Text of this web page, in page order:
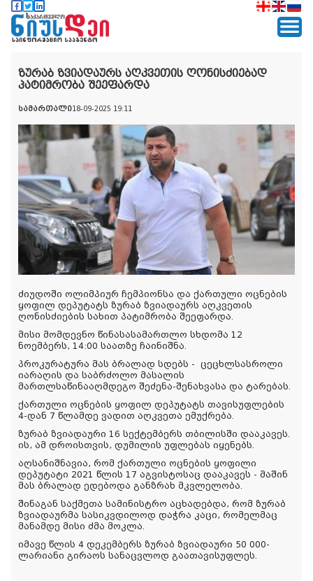
ზურაბ ზვიადაურს აღკვეთის ღონისძიებად
პატიმრობა შეეფარდა
სამართალი18-09-2025 19:11
ძიუდოში ოლიმპიურ ჩემპიონსა და ქართული ოცნების
ყოფილ დეპუტატს ზურაბ ზვიადაურს აღკვეთის
ღონისძიების სახით პატიმრობა შეეფარდა.
მისი მომდევნო წინასასამართლო სხდომა 12
ნოემბერს, 14:00 საათზე ჩაინიშნა.
პროკურატურა მას ბრალად სდებს - ცეცხლსასროლი
იარაღის და საბრძოლო მასალის
მართლსაწინააღმდეგო შეძენა-შენახვასა და ტარებას.
ქართული ოცნების ყოფილ დეპუტატს თავისუფლების
4-დან 7 წლამდე ვადით აღკვეთა ემუქრება.
ზურაბ ზვიადაური 16 სექტემბერს თბილისში დააკავეს.
ის, ამ დროისთვის, დუმილის უფლებას იყენებს.
აღსანიშნავია, რომ ქართული ოცნების ყოფილი
დეპუტატი 2021 წლის 17 აგვისტოსაც დააკავეს - მაშინ
მას ბრალად ედებოდა განზრახ მკვლელობა.
შინაგან საქმეთა სამინისტრო აცხადებდა, რომ ზურაბ
ზვიადაურმა სასიკვდილოდ დაჭრა კაცი, რომელმაც
მანამდე მისი ძმა მოკლა.
იმავე წლის 4 დეკემბერს ზურაბ ზვიადაური 50 000-
ლარიანი გირაოს სანაცვლოდ გაათავისუფლეს.